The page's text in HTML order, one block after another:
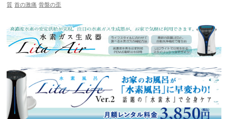
質 首の激痛 骨盤の歪